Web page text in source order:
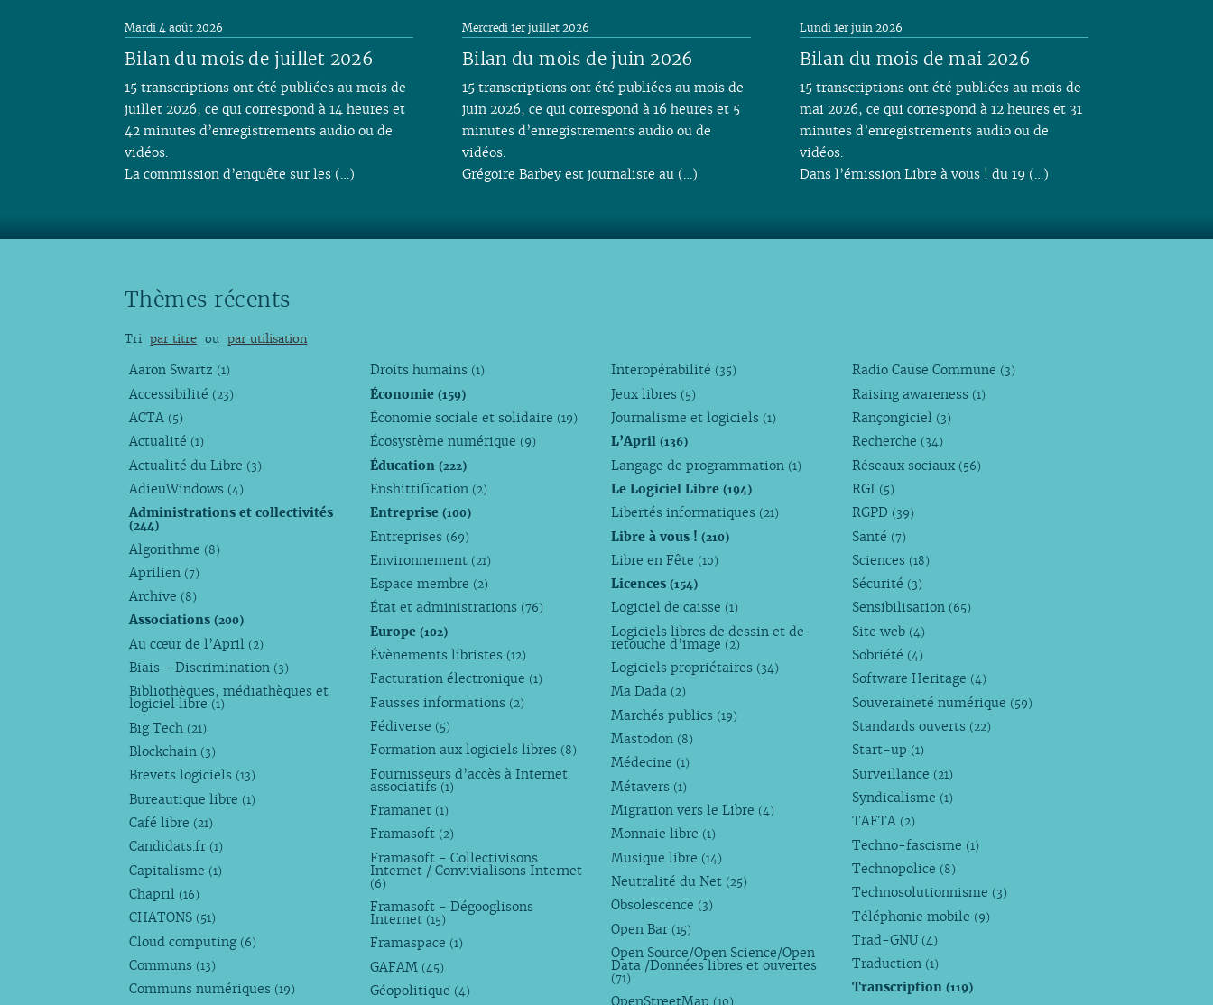
Bilan du mois de juillet 2026
Mardi 4 août 2026
15 transcriptions ont été publiées au mois de
juillet 2026, ce qui correspond à 14 heures et
42 minutes d’enregistrements audio ou de
vidéos.
La commission d’enquête sur les (…)
Bilan du mois de juin 2026
Mercredi 1er juillet 2026
15 transcriptions ont été publiées au mois de
juin 2026, ce qui correspond à 16 heures et 5
minutes d’enregistrements audio ou de
vidéos.
Grégoire Barbey est journaliste au (…)
Bilan du mois de mai 2026
Lundi 1er juin 2026
15 transcriptions ont été publiées au mois de
mai 2026, ce qui correspond à 12 heures et 31
minutes d’enregistrements audio ou de
vidéos.
Dans l’émission Libre à vous ! du 19 (…)
Thèmes récents
Tri par titre ou par utilisation
Aaron Swartz (1)
Accessibilité (23)
ACTA (5)
Actualité (1)
Actualité du Libre (3)
AdieuWindows (4)
Administrations et collectivités
(244)
Algorithme (8)
Aprilien (7)
Archive (8)
Associations(200)
Au cœur de l’April (2)
Biais - Discrimination (3)
Bibliothèques, médiathèques et
logiciel libre (1)
Big Tech (21)
Blockchain (3)
Brevets logiciels (13)
Bureautique libre (1)
Café libre (21)
Candidats.fr (1)
Capitalisme (1)
Chapril (16)
CHATONS (51)
Cloud computing (6)
Communs (13)
Communs numériques (19)
Droits humains (1)
Économie(159)
Économie sociale et solidaire (19)
Écosystème numérique (9)
Éducation(222)
Enshittification (2)
Entreprise(100)
Entreprises (69)
Environnement (21)
Espace membre (2)
État et administrations (76)
Europe(102)
Évènements libristes (12)
Facturation électronique (1)
Fausses informations (2)
Fédiverse (5)
Formation aux logiciels libres (8)
Fournisseurs d’accès à Internet
associatifs (1)
Framanet (1)
Framasoft (2)
Framasoft - Collectivisons
Internet / Convivialisons Internet
(6)
Framasoft - Dégooglisons
Internet (15)
Framaspace (1)
GAFAM (45)
Géopolitique (4)
Interopérabilité (35)
Jeux libres (5)
Journalisme et logiciels (1)
L’April(136)
Langage de programmation (1)
Le Logiciel Libre(194)
Libertés informatiques (21)
Libre à vous !(210)
Libre en Fête (10)
Licences(154)
Logiciel de caisse (1)
Logiciels libres de dessin et de
retouche d’image (2)
Logiciels propriétaires (34)
Ma Dada (2)
Marchés publics (19)
Mastodon (8)
Médecine (1)
Métavers (1)
Migration vers le Libre (4)
Monnaie libre (1)
Musique libre (14)
Neutralité du Net (25)
Obsolescence (3)
Open Bar (15)
Open Source/Open Science/Open
Data /Données libres et ouvertes
(71)
OpenStreetMap (10)
Radio Cause Commune (3)
Raising awareness (1)
Rançongiciel (3)
Recherche (34)
Réseaux sociaux (56)
RGI (5)
RGPD (39)
Santé (7)
Sciences (18)
Sécurité (3)
Sensibilisation (65)
Site web (4)
Sobriété (4)
Software Heritage (4)
Souveraineté numérique (59)
Standards ouverts (22)
Start-up (1)
Surveillance (21)
Syndicalisme (1)
TAFTA (2)
Techno-fascisme (1)
Technopolice (8)
Technosolutionnisme (3)
Téléphonie mobile (9)
Trad-GNU (4)
Traduction (1)
Transcription(119)